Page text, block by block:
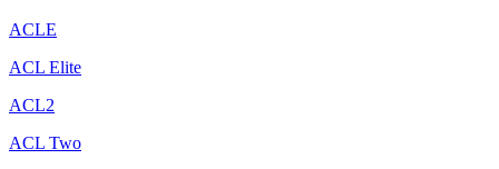
ACLE
ACL Elite
ACL2
ACL Two